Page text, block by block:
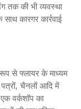
तक की भी व्यवस्था
कारगर कार्रवाई
रूप से फ्लायर के माध्यम
पत्रों, चैनलों आदि में
वर्कशॉप का